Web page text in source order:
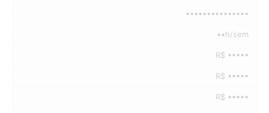
•••••••••••••••
••h/sem
R$ •••••
R$ •••••
R$ •••••